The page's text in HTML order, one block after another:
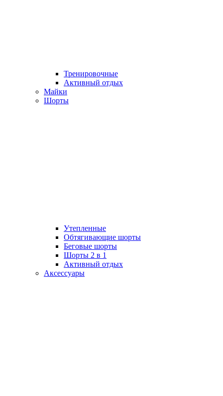
Тренировочные
Активный отдых
Майки
Шорты
Утепленные
Обтягивающие шорты
Беговые шорты
Шорты 2 в 1
Активный отдых
Аксессуары